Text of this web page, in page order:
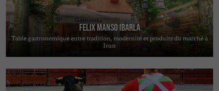
FELIX MANSO IBARLA
Table gastronomique entre tradition, modernité et produits du marché à
Irun